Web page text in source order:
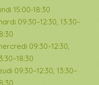
15:00-18:30
09:30–12:30, 13:30–
09:30–12:30,
09:30–12:30, 13:30–